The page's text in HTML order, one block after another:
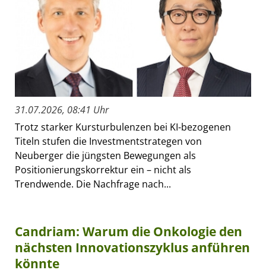
31.07.2026, 08:41 Uhr
Trotz starker Kursturbulenzen bei KI-bezogenen
Titeln stufen die Investmentstrategen von
Neuberger die jüngsten Bewegungen als
Positionierungskorrektur ein – nicht als
Trendwende. Die Nachfrage nach...
Candriam: Warum die Onkologie den
nächsten Innovationszyklus anführen
könnte